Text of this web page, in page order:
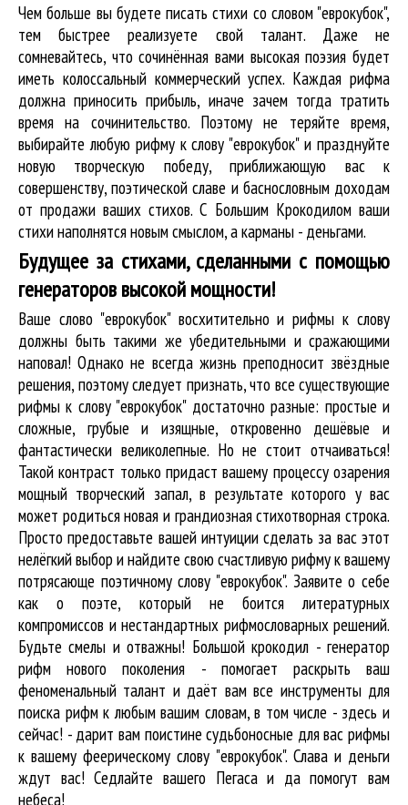
Чем больше вы будете писать стихи со словом "еврокубок",
тем быстрее реализуете свой талант. Даже не
сомневайтесь, что сочинённая вами высокая поэзия будет
иметь колоссальный коммерческий успех. Каждая рифма
должна приносить прибыль, иначе зачем тогда тратить
время на сочинительство. Поэтому не теряйте время,
выбирайте любую рифму к слову "еврокубок" и празднуйте
новую творческую победу, приближающую вас к
совершенству, поэтической славе и баснословным доходам
от продажи ваших стихов. С Большим Крокодилом ваши
стихи наполнятся новым смыслом, а карманы - деньгами.
Будущее за стихами, сделанными с помощью
генераторов высокой мощности!
Ваше слово "еврокубок" восхитительно и рифмы к слову
должны быть такими же убедительными и сражающими
наповал! Однако не всегда жизнь преподносит звёздные
решения, поэтому следует признать, что все существующие
рифмы к слову "еврокубок" достаточно разные: простые и
сложные, грубые и изящные, откровенно дешёвые и
фантастически великолепные. Но не стоит отчаиваться!
Такой контраст только придаст вашему процессу озарения
мощный творческий запал, в результате которого у вас
может родиться новая и грандиозная стихотворная строка.
Просто предоставьте вашей интуиции сделать за вас этот
нелёгкий выбор и найдите свою счастливую рифму к вашему
потрясающе поэтичному слову "еврокубок". Заявите о себе
как о поэте, который не боится литературных
компромиссов и нестандартных рифмословарных решений.
Будьте смелы и отважны! Большой крокодил - генератор
рифм нового поколения - помогает раскрыть ваш
феноменальный талант и даёт вам все инструменты для
поиска рифмк любым вашим словам, в том числе - здесь и
сейчас! - дарит вам поистине судьбоносные для вас рифмы
к вашему феерическому слову "еврокубок". Слава и деньги
ждут вас! Седлайте вашего Пегаса и да помогут вам
небеса!